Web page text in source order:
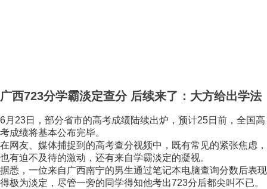
广西723分学霸淡定查分 后续来了：大方给出学法
6月23日，部分省市的高考成绩陆续出炉，预计25日前，全国高
考成绩将基本公布完毕。
在网友、媒体捕捉到的高考查分视频中，既有常见的紧张焦虑，
也有迫不及待的激动，还有来自学霸淡定的凝视。
据悉，一位来自广西南宁的男生通过笔记本电脑查询分数后表现
得极为淡定，尽管一旁的同学得知他考出723分后都尖叫不已。